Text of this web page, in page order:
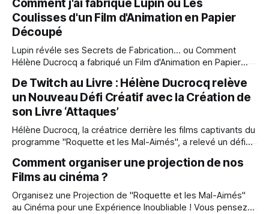
Embarquez pour une exploration exclusive de l’univers de
"Roquette et les Mal-Aimés". Vos guides privilégiés
Comment j'ai fabriqué Lupin ou Les
Coulisses d'un Film d'Animation en Papier
Découpé
Lupin révéle ses Secrets de Fabrication… ou Comment
Hélène Ducrocq a fabriqué un Film d'Animation en Papier
d'Animation en Papier Découpé Bonjour mes Chers
Spectateurs Bien-Aimés, ainsi qu'à tous les passionnés
De Twitch au Livre : Hélène Ducrocq relève
un Nouveau Défi Créatif avec la Création de
son Livre ‘Attaques’
Hélène Ducrocq, la créatrice derrière les films captivants du
programme "Roquette et les Mal-Aimés", a relevé un défi
direct sur Twitch. Un pari qui semble surréaliste, mais
aujourd'hui, ces quatre œuvres existent bel et bien, prêtes
Comment organiser une projection de nos
Films au cinéma ?
Organisez une Projection de "Roquette et les Mal-Aimés"
au Cinéma pour une Expérience Inoubliable ! Vous pensez